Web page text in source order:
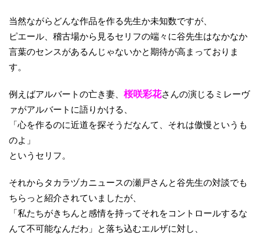
当然ながらどんな作品を作る先生か未知数ですが、
ピエール、稽古場から見るセリフの端々に谷先生はなかなか
言葉のセンスがあるんじゃないかと期待が高まっておりま
す。
例えばアルバートの亡き妻、 桜咲彩花さんの演じるミレーヴ
ァがアルバートに語りかける、
「心を作るのに近道を探そうだなんて、それは傲慢というも
のよ」
というセリフ。
それからタカラヅカニュースの瀬戸さんと谷先生の対談でも
ちらっと紹介されていましたが、
「私たちがきちんと感情を持ってそれをコントロールするな
んて不可能なんだわ」と落ち込むエルザに対し、